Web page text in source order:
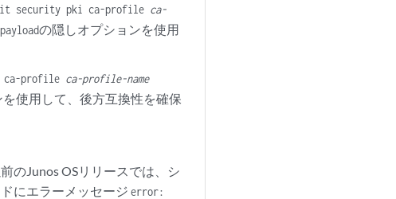
security pki ca-profile ca-
の隠しオプションを使用
profile ca-profile-name
使用して、後方互換性を確保
のJunos OSリリースでは、シ
にエラーメッセージerror: